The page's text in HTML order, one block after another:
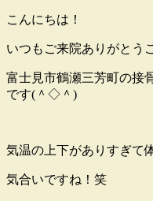
こんにちは！
いつもご来院ありがとう
富士見市鶴瀬三芳町の接
です(＾◇＾)
気温の上下がありすぎて
気合いですね！笑